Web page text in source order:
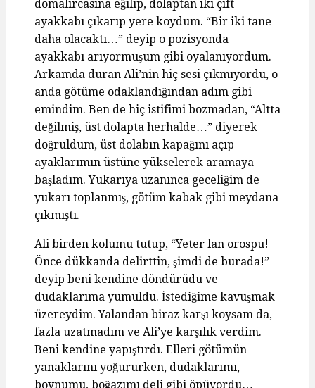
domalırcasına eğilip, dolaptan iki çift
ayakkabı çıkarıp yere koydum. “Bir iki tane
daha olacaktı…” deyip o pozisyonda
ayakkabı arıyormuşum gibi oyalanıyordum.
Arkamda duran Ali’nin hiç sesi çıkmıyordu, o
anda götüme odaklandığından adım gibi
emindim. Ben de hiç istifimi bozmadan, “Altta
değilmiş, üst dolapta herhalde…” diyerek
doğruldum, üst dolabın kapağını açıp
ayaklarımın üstüne yükselerek aramaya
başladım. Yukarıya uzanınca geceliğim de
yukarı toplanmış, götüm kabak gibi meydana
çıkmıştı.
Ali birden kolumu tutup, “Yeter lan orospu!
Önce dükkanda delirttin, şimdi de burada!”
deyip beni kendine döndürüdu ve
dudaklarıma yumuldu. İstediğime kavuşmak
üzereydim. Yalandan biraz karşı koysam da,
fazla uzatmadım ve Ali’ye karşılık verdim.
Beni kendine yapıştırdı. Elleri götümün
yanaklarını yoğururken, dudaklarımı,
boynumu, boğazımı deli gibi öpüyordu…